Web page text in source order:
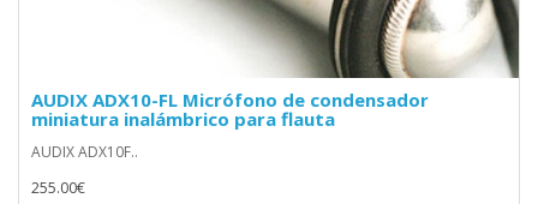
AUDIX ADX10-FL Micrófono de condensador
miniatura inalámbrico para flauta
AUDIX ADX10F..
255.00€